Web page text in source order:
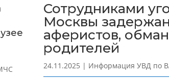
Сотрудниками
Москвы
аферистов,
родителей
24.11.2025 | Информация УВД по